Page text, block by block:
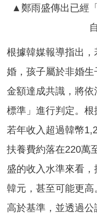
▲鄭雨盛傳出已經
根據韓媒報導指出
婚，孩子屬於非婚
金額達成共識，將
標準」進行判定。根
若年收入超過韓幣
扶養費約落在220萬
盛的收入水準來看
韓元，甚至可能更
高於基準，並透過公